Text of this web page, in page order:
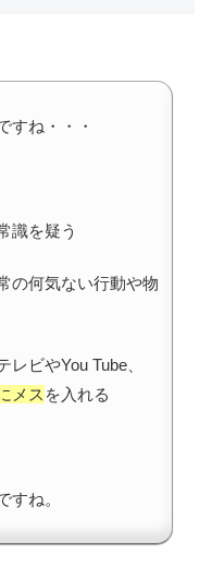
すね・・・
識を疑う
の何気ない行動や物
ビやYou Tube、
メス を入れる
すね。